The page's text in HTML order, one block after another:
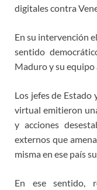
digitales contra
En su intervención
sentido
Maduro y su equipo
Los jefes de
virtual emitieron
y acciones
externos que
misma en ese país
En ese sentido,